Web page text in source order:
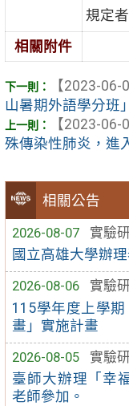
相關公告
2026-08-07
實驗
國立高雄大學辦
2026-08-06
實驗
115學年度上學
畫」實施計畫
2026-08-05
實驗
臺師大辦理「幸
老師參加。
規定
相關附件
【2023-06-
山暑期外語學分班
【2023-06-
殊傳染性肺炎，進